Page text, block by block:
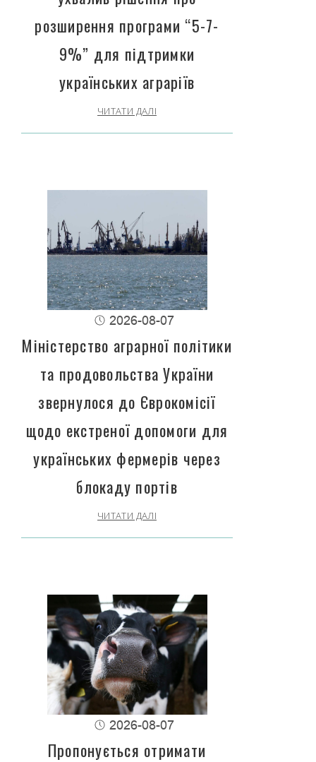
розширення програми “5-7-
9%” для підтримки
українських аграріїв
ЧИТАТИ ДАЛІ
2026-08-07
Міністерство аграрної політики
та продовольства України
звернулося до Єврокомісії
щодо екстреної допомоги для
українських фермерів через
блокаду портів
ЧИТАТИ ДАЛІ
2026-08-07
Пропонується отримати